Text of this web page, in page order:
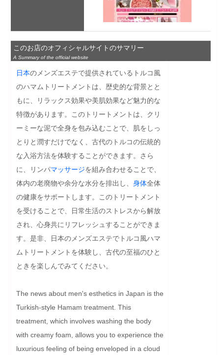
このお店のオフィシャルサイトのサマリー
A Summary of the official website
日本のメンズエステで提供されているトルコ風
のハマムトリートメントは、歴史的な背景とと
もに、リラックス効果や美肌効果など魅力的な
特徴があります。このトリートメントは、クリ
ーミーな泥で全身を包み込むことで、肌をしっ
とりと潤すだけでなく、古代のトルコの伝統的
な入浴方法を体験することができます。さら
に、リンパマッサージを組み合わせることで、
体内の老廃物や余分な水分を排出し、 身体全体
の健康をサポートします。このトリートメント
を受けることで、日常生活のストレスから解放
され、心身共にリフレッシュすることができま
す。是非、日本のメンズエステでトルコ風ハマ
ムトリートメントを体験し、古代の至福のひと
ときを楽しんでみてください。
The news about men's esthetics in Japan is the
Turkish-style Hamam treatment. This
treatment, which involves washing the body
with creamy foam, allows you to experience the
luxurious feeling of being enveloped in a cloud